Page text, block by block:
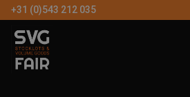
+31 (0)543 212 035